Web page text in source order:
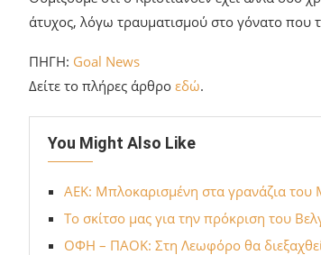
άτυχος, λόγω τραυματισμού στο γόνατο που
ΠΗΓΗ: Goal News
Δείτε το πλήρες άρθρο εδώ.
You Might Also Like
ΑΕΚ: Μπλοκαρισμένη στα γρανάζια του
To σκίτσο μας για την πρόκριση του
ΟΦΗ – ΠΑΟΚ: Στη Λεωφόρο θα διεξαχθεί